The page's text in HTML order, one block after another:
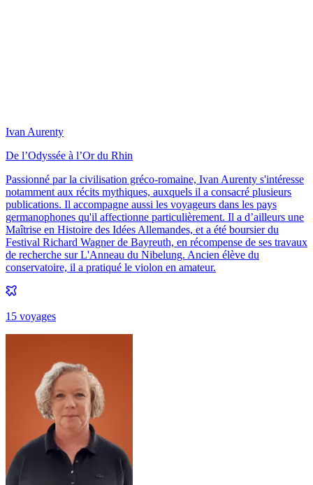
Ivan Aurenty
De l’Odyssée à l’Or du Rhin
Passionné par la civilisation gréco-romaine, Ivan Aurenty s'intéresse
notamment aux récits mythiques, auxquels il a consacré plusieurs
publications. Il accompagne aussi les voyageurs dans les pays
germanophones qu'il affectionne particulièrement. Il a d’ailleurs une
Maîtrise en Histoire des Idées Allemandes, et a été boursier du
Festival Richard Wagner de Bayreuth, en récompense de ses travaux
de recherche sur L'Anneau du Nibelung. Ancien élève du
conservatoire, il a pratiqué le violon en amateur.
15 voyages